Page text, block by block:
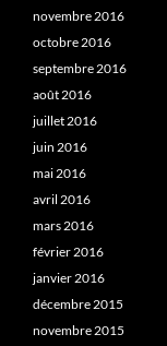
novembre 2016
octobre 2016
septembre 2016
août 2016
juillet 2016
juin 2016
mai 2016
avril 2016
mars 2016
février 2016
janvier 2016
décembre 2015
novembre 2015